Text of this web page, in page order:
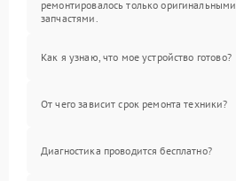
ремонтировалось только оригинальными
запчастями.
Как я узнаю, что мое устройство готово?
От чего зависит срок ремонта техники?
Диагностика проводится бесплатно?